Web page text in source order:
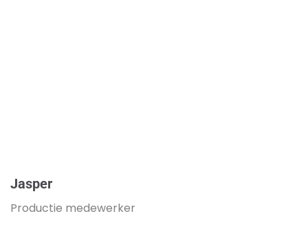
Jasper
Productie medewerker